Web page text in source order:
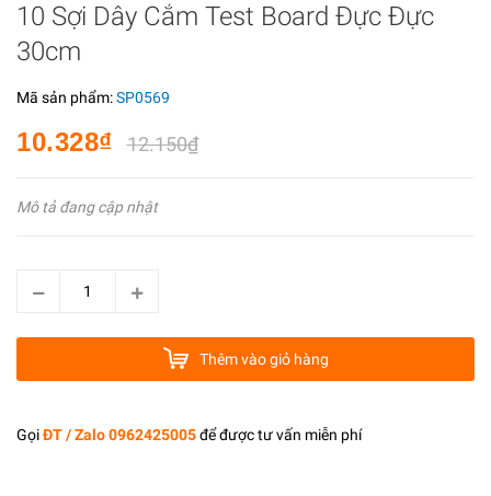
10 Sợi Dây Cắm Test Board Đực Đực
30cm
Mã sản phẩm:SP0569
10.328₫ 12.150₫
Mô tả đang cập nhật
Thêm vào giỏ hàng
GọiĐT / Zalo 0962425005để được tư vấn miễn phí